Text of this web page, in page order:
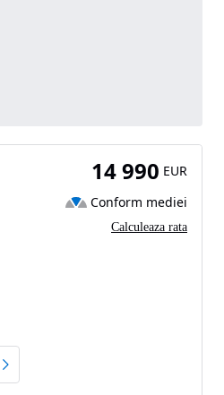
14 990 EUR
Conform mediei
Calculeaza rata